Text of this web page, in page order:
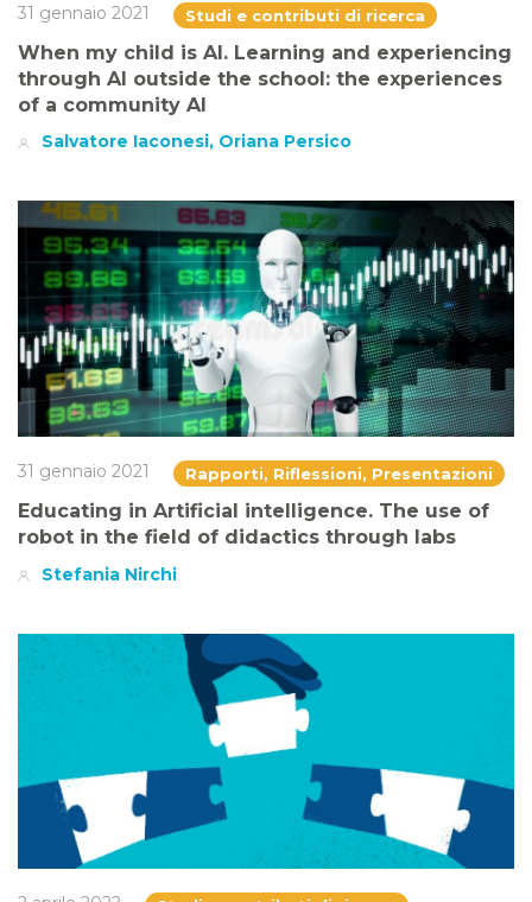
31 gennaio 2021 Studi e contributi di ricerca
When my child is AI. Learning and experiencing
through AI outside the school: the experiences
of a community AI
Salvatore Iaconesi, Oriana Persico
31 gennaio 2021 Rapporti, Riflessioni, Presentazioni
Educating in Artificial intelligence. The use of
robot in the field of didactics through labs
Stefania Nirchi